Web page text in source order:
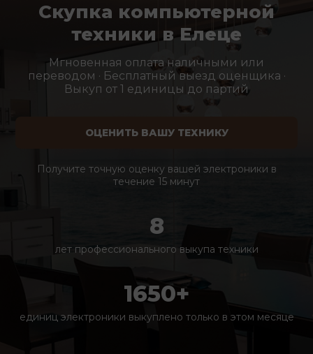
Скупка компьютерной
техники в Елеце
Мгновенная оплата наличными или
переводом · Бесплатный выезд оценщика ·
Выкуп от 1 единицы до партий
ОЦЕНИТЬ ВАШУ ТЕХНИКУ
Получите точную оценку вашей электроники в
течение 15 минут
8
лет профессионального выкупа техники
1650+
единиц электроники выкуплено только в этом месяце